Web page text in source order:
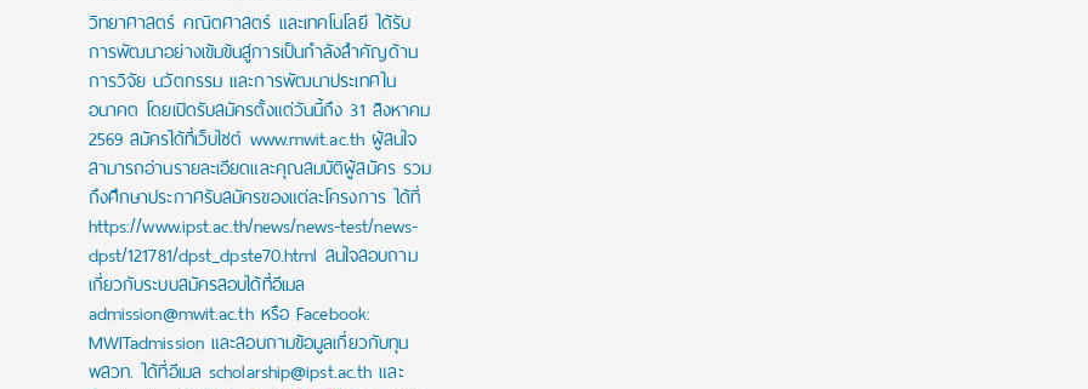
วิทยาศาสตร์ คณิตศาสตร์ และเทคโนโลยี ได้รับ
การพัฒนาอย่างเข้มข้นสู่การเป็นกำลังสำคัญด้าน
การวิจัย นวัตกรรม และการพัฒนาประเทศใน
อนาคต โดยเปิดรับสมัครตั้งแต่วันนี้ถึง 31 สิงหาคม
2569 สมัครได้ที่เว็บไซต์ www.mwit.ac.th ผู้สนใจ
สามารถอ่านรายละเอียดและคุณสมบัติผู้สมัคร รวม
ถึงศึกษาประกาศรับสมัครของแต่ละโครงการ ได้ที่
https://www.ipst.ac.th/news/news-test/news-
dpst/121781/dpst_dpste70.html สนใจสอบถาม
เกี่ยวกับระบบสมัครสอบได้ที่อีเมล
admission@mwit.ac.th หรือ Facebook:
MWITadmission และสอบถามข้อมูลเกี่ยวกับทุน
พสวท. ได้ที่อีเมล scholarship@ipst.ac.th และ